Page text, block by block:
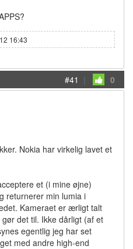
16:43
#41 | 0
Nokia har virkelig lavet et
et (i mine øjne)
returnerer min lumia i
Kameraet er ærligt talt
det til. Ikke dårligt (af et
egentlig jeg har set
med andre high-end